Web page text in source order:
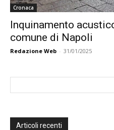
Cronaca
Inquinamento
comune di Napoli
Redazione Web - 31/01/2025
Articoli recenti